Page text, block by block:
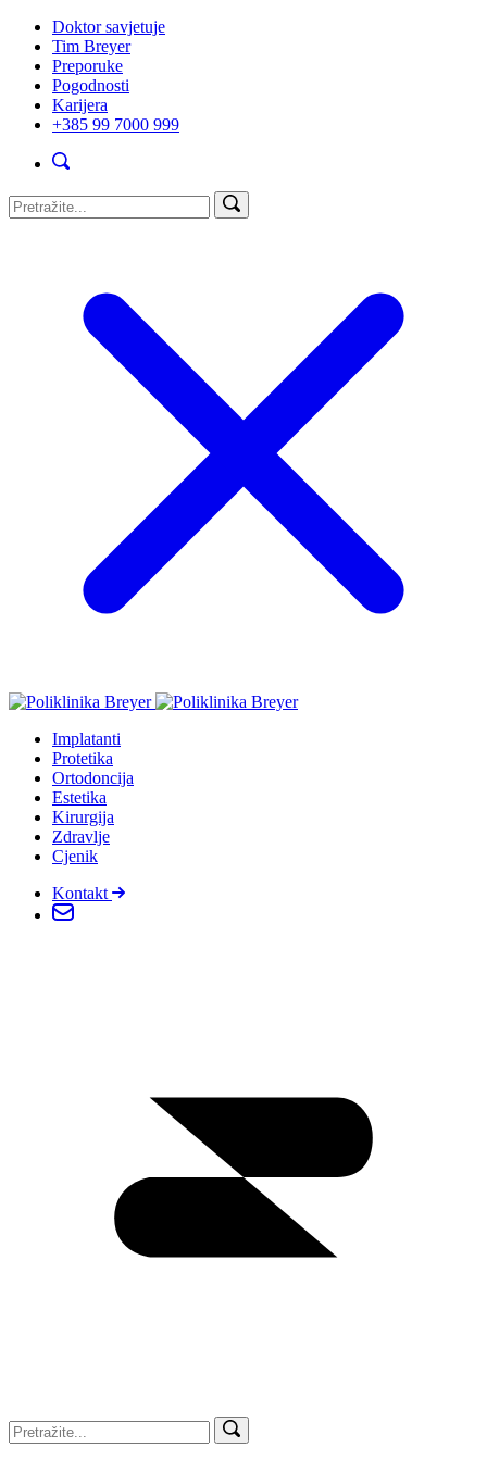
Doktor savjetuje
Tim Breyer
Preporuke
Pogodnosti
Karijera
+385 99 7000 999
Implatanti
Protetika
Ortodoncija
Estetika
Kirurgija
Zdravlje
Cjenik
Kontakt